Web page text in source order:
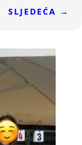
SLJEDEĆA →